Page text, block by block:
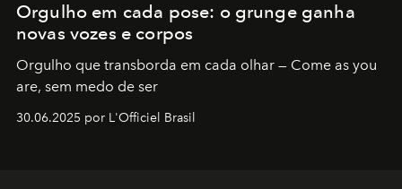
Orgulho em cada pose: o grunge ganha
novas vozes e corpos
Orgulho que transborda em cada olhar — Come as you
are, sem medo de ser
30.06.2025 por L'Officiel Brasil